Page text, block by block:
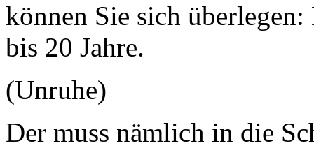
können Sie sich
bis 20 Jahre.
(Unruhe)
Der muss nämlich in die